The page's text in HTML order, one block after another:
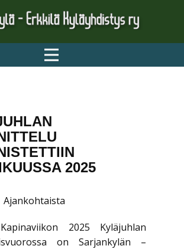
JA
…
2025
Ajankohtaista
2025 Kyläjuhlan
on Sarjankylän –